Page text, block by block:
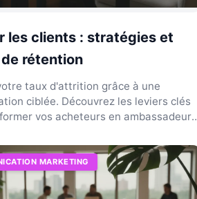
les clients : stratégies et
rétention
taux d'attrition grâce à une
ciblée. Découvrez les leviers clés
vos acheteurs en ambassadeurs
MARKETING